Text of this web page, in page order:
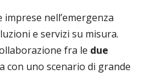
nell’emergenza
e servizi su misura.
fra le due
con uno scenario di grande